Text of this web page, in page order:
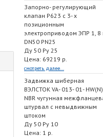
Запорно- регулирующий
клапан Р623 с 3- х
позиционным
электроприводом ЭПР 1, 8
DN50 PN25
Ду 50 Ру 25
Цена: 69219 р.
смотреть далее...
Задвижка шиберная
ВЭЛСТОК VA- 013- 01-
NBR чугунная
штурвал с невыдвижным
штоком
Ду 50 Ру 10
Цена: 1 р.